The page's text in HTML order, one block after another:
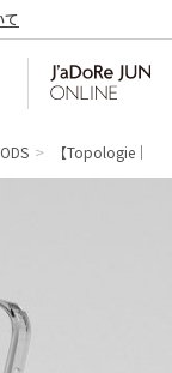
て
【Topologie｜